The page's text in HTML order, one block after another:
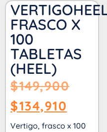
FRASCO X
100
TABLETAS
(HEEL)
$149,900
$134,910
Vertigo, frasco x 100